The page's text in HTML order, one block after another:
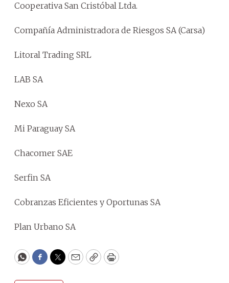
Cooperativa San Cristóbal Ltda.
Compañía Administradora de Riesgos SA (Carsa)
Litoral Trading SRL
LAB SA
Nexo SA
Mi Paraguay SA
Chacomer SAE
Serfin SA
Cobranzas Eficientes y Oportunas SA
Plan Urbano SA
WhatsApp
Facebook
Twitter
EmailCopyPrint